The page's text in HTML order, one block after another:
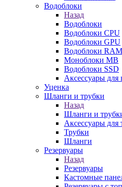
Водоблоки
Назад
Водоблоки
Водоблоки CPU
Водоблоки GPU
Водоблоки RAM
Моноблоки MB
Водоблоки SSD
Аксессуары для
Уценка
Шланги и трубки
Назад
Шланги и
Аксессуары для
Трубки
Шланги
Резервуары
Назад
Резервуары
Кастомные